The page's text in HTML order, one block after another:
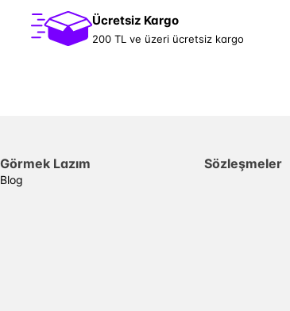
Ücretsiz Kargo
200 TL ve üzeri ücretsiz kargo
Görmek Lazım
Blog
Sözleşmeler